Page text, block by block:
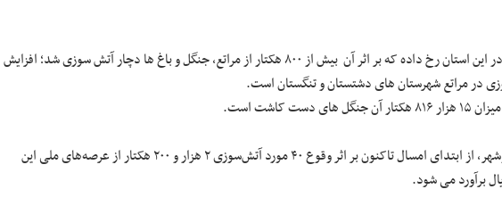
از آغاز سال جاری تا نیمه خرداد ماه بیش از ۳۰ فقره حریق در این استان رخ داده که بر اثر آن بیش از ۸۰۰ هکتار از مراتع، جنگل و باغ ها دچار آتش سوزی شد؛ افزایش
در مراتع شهرستان های دشتستان و تنگستان است.
بر اساس اعلام مدیرکل منابع طبیعی و آبخیزداری استان بوشهر، از ابتدای امسال تاکنون بر اثر وقوع ۴۰ مورد آتش‌سوزی ۲ هزار و ۲۰۰ هکتار از عرصه‌های ملی این
برآورد می شود.